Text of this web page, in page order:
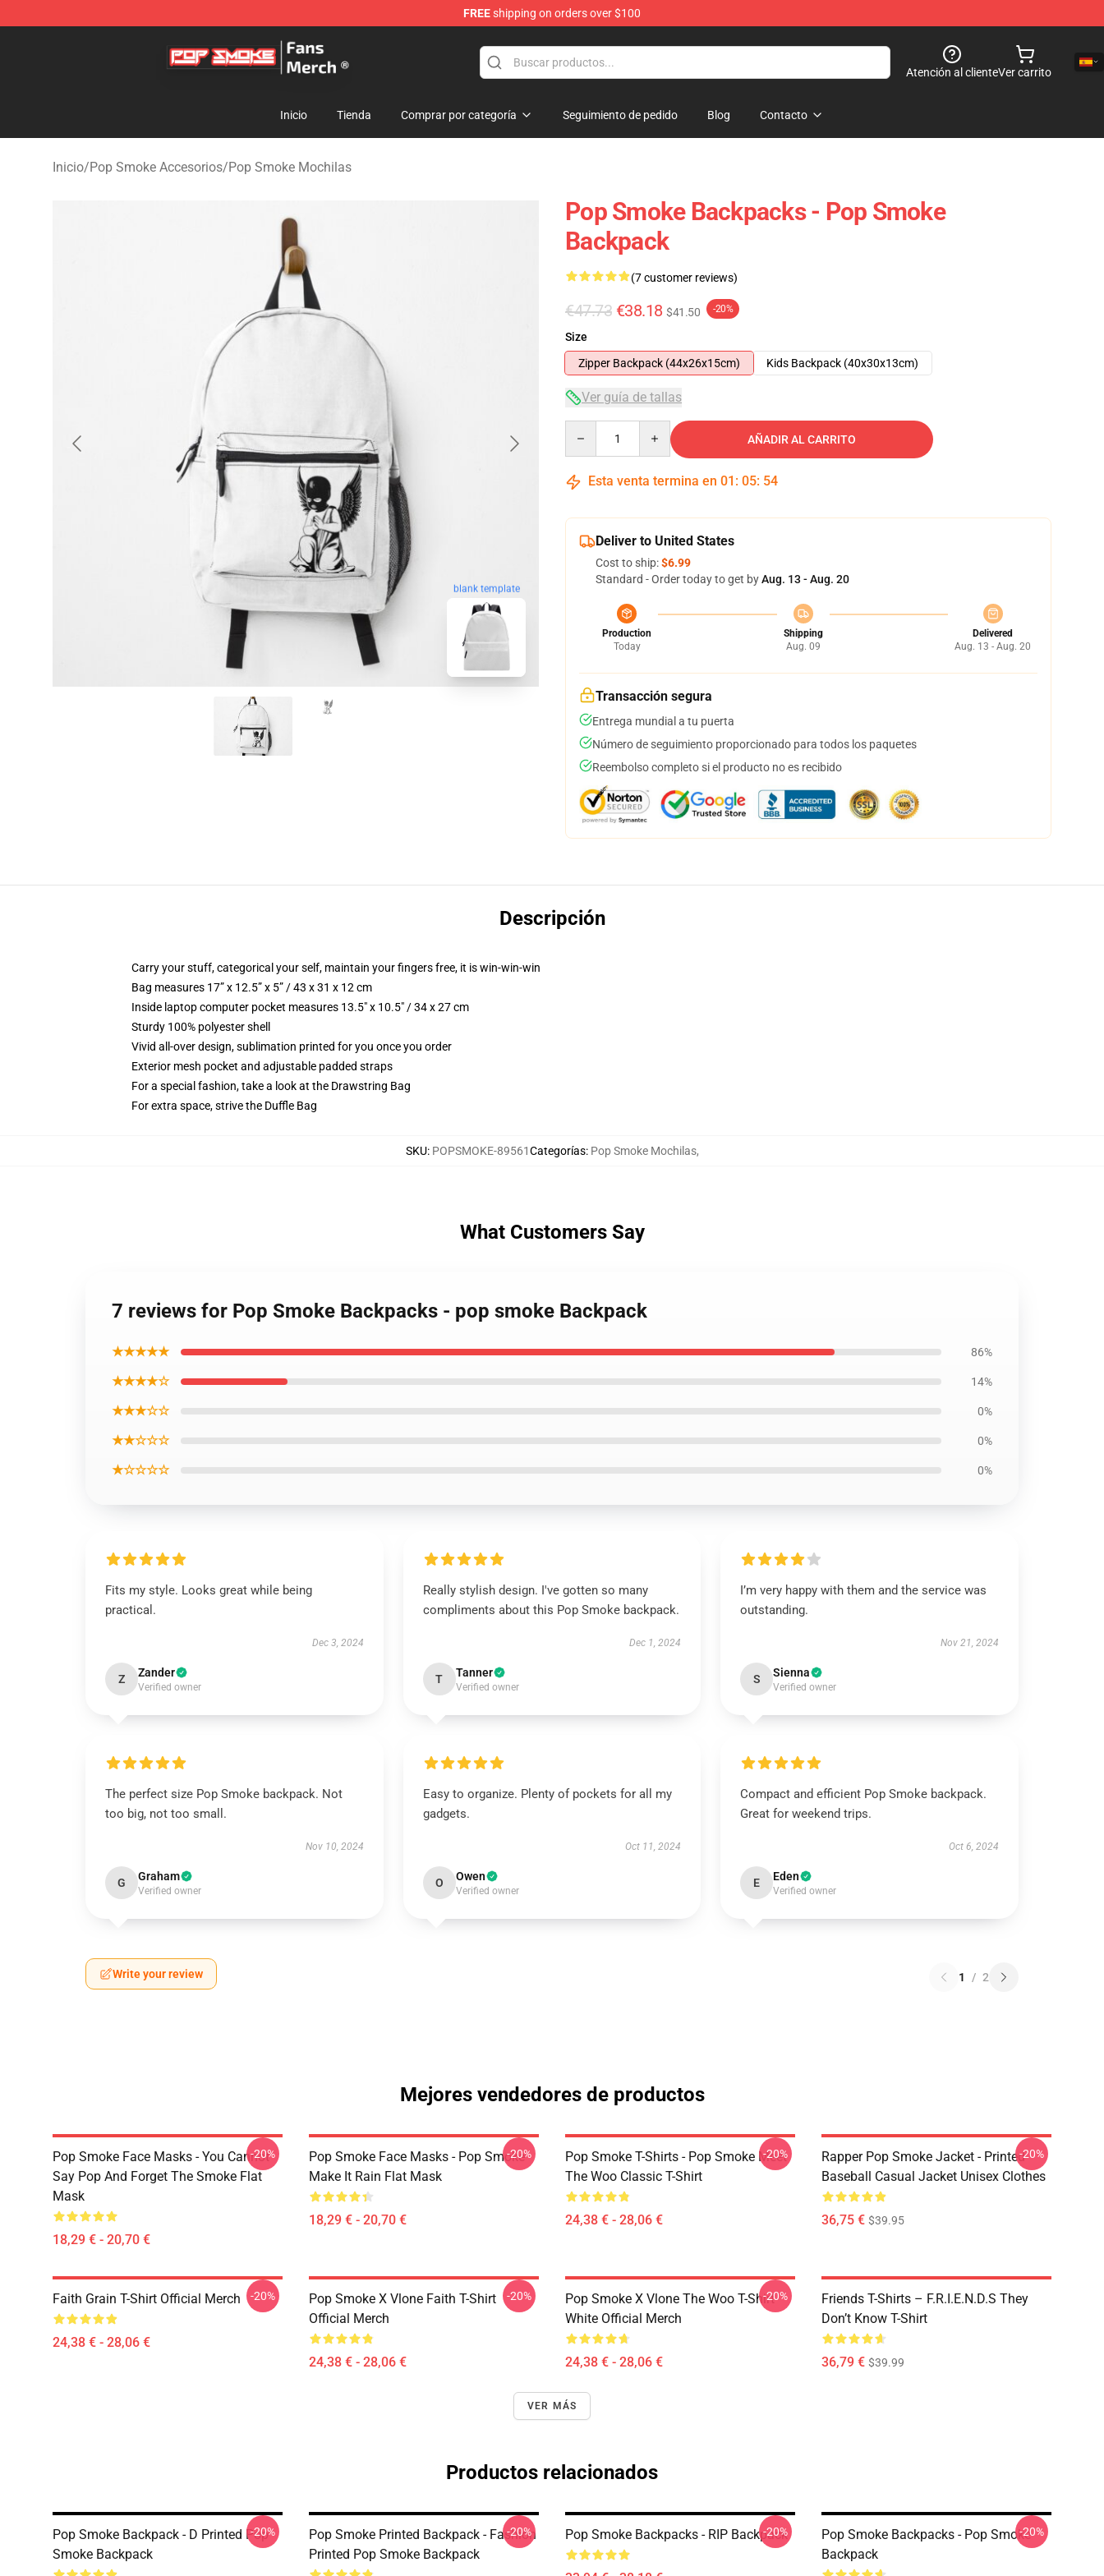
FREEshipping on orders over $100
Pop Smoke Store - Official Pop Smoke Merchandise Shop
Atención al clienteVer carrito
Inicio Tienda Comprar por categoría Seguimiento de pedido Blog Contacto
Inicio/Pop Smoke Accesorios/Pop Smoke Mochilas
blank template
Pop Smoke Backpacks - Pop Smoke
Backpack
(7 customer reviews)
€47.73 €38.18 $41.50 -20%
Size
Zipper Backpack (44x26x15cm)
Kids Backpack (40x30x13cm)
Ver guía de tallas
AÑADIR AL CARRITO
Esta venta termina en 01 : 05: 53
Deliver to United States
Cost to ship:$6.99
Standard - Order today to get byAug. 13 - Aug. 20
Production
Today
Shipping
Aug. 09
Delivered
Aug. 13 - Aug. 20
Transacción segura
Entrega mundial a tu puerta
Número de seguimiento proporcionado para todos los paquetes
Reembolso completo si el producto no es recibido
Descripción
Carry your stuff, categorical your self, maintain your fingers free, it is win-win-win
Bag measures 17” x 12.5” x 5” / 43 x 31 x 12 cm
Inside laptop computer pocket measures 13.5" x 10.5" / 34 x 27 cm
Sturdy 100% polyester shell
Vivid all-over design, sublimation printed for you once you order
Exterior mesh pocket and adjustable padded straps
For a special fashion, take a look at the Drawstring Bag
For extra space, strive the Duffle Bag
SKU: POPSMOKE-89561Categorías: Pop Smoke Mochilas,
What Customers Say
7 reviews for Pop Smoke Backpacks - pop smoke Backpack
★★★★★ 86%
★★★★☆ 14%
★★★☆☆ 0%
★★☆☆☆ 0%
★☆☆☆☆ 0%
Fits my style. Looks great while being
practical.
Dec 3, 2024
Z Zander
Verified owner
Really stylish design. I've gotten so many
compliments about this Pop Smoke backpack.
Dec 1, 2024
T Tanner
Verified owner
I’m very happy with them and the service was
outstanding.
Nov 21, 2024
S Sienna
Verified owner
The perfect size Pop Smoke backpack. Not
too big, not too small.
Nov 10, 2024
G Graham
Verified owner
Easy to organize. Plenty of pockets for all my
gadgets.
Oct 11, 2024
O Owen
Verified owner
Compact and efficient Pop Smoke backpack.
Great for weekend trips.
Oct 6, 2024
E Eden
Verified owner
Write your review 1 / 2
Mejores vendedores de productos
Pop Smoke Face Masks - You Cannot
Say Pop And Forget The Smoke Flat
Mask
18,29 € - 20,70 €
-20%
Pop Smoke Face Masks - Pop Smoke
Make It Rain Flat Mask
18,29 € - 20,70 €
-20%
Pop Smoke T-Shirts - Pop Smoke Meet
The Woo Classic T-Shirt
24,38 € - 28,06 €
-20%
Rapper Pop Smoke Jacket - Printed
Baseball Casual Jacket Unisex Clothes
36,75 € $39.95
-20%
Faith Grain T-Shirt Official Merch
24,38 € - 28,06 €
-20%
Pop Smoke X Vlone Faith T-Shirt
Official Merch
24,38 € - 28,06 €
-20%
Pop Smoke X Vlone The Woo T-Shirt
White Official Merch
24,38 € - 28,06 €
-20%
Friends T-Shirts – F.R.I.E.N.D.S They
Don’t Know T-Shirt
36,79 € $39.99
VER MÁS
Productos relacionados
Pop Smoke Backpack - D Printed Pop
Smoke Backpack
-20%
Pop Smoke Printed Backpack - Fashion
Printed Pop Smoke Backpack
-20% Pop Smoke Backpacks - RIP Backpack
-20%
Pop Smoke Backpacks - Pop Smoke
Backpack
-20%